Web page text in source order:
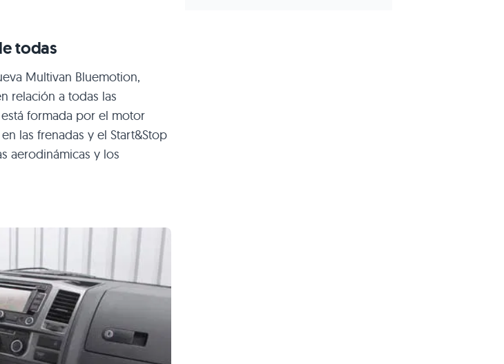
todas
Multivan Bluemotion,
relación a todas las
formada por el motor
las frenadas y el Start&Stop
aerodinámicas y los